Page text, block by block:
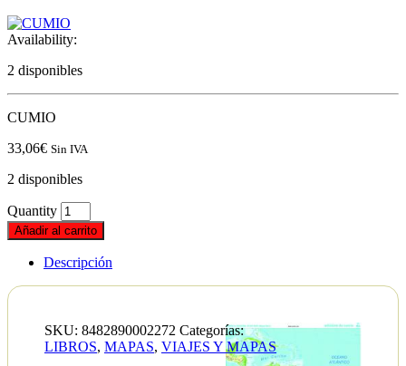
Availability:
2 disponibles
CUMIO
33,06€ Sin IVA
2 disponibles
Quantity
Añadir al carrito
Descripción
SKU: 8482890002272 Categorías:
LIBROS, MAPAS, VIAJES Y MAPAS